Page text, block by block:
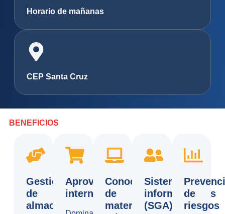
Horario de mañanas
CEP Santa Cruz
BENEFICIOS
Gestión
de
almacén
Aprovisionamiento
interno
Conocimiento
de
materias
Sistemas
informatizados
(SGA)
de
riesgos